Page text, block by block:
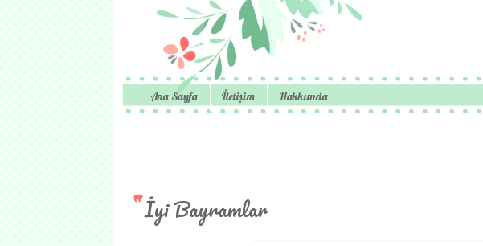
Ana Sayfa İletişim Hakkımda
İyi Bayramlar